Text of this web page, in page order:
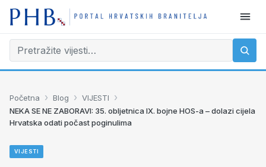
Početna › Blog › VIJESTI ›
NEKA SE NE ZABORAVI: 35. obljetnica IX. bojne HOS-a – dolazi cijela
Hrvatska odati počast poginulima
VIJESTI